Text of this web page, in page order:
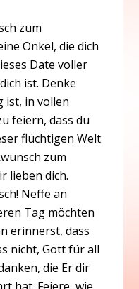
zum
Onkel, die dich
Date voller
ist. Denke
ist, in vollen
feiern, dass du
flüchtigen Welt
zum
lieben dich.
Neffe an
Tag möchten
erinnerst, dass
nicht, Gott für all
die Er dir